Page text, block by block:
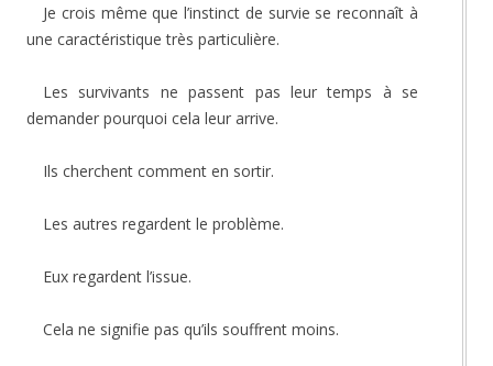
Je crois même que l’instinct de survie se reconnaît à
une caractéristique très particulière.
Les survivants ne passent pas leur temps à se
demander pourquoi cela leur arrive.
Ils cherchent comment en sortir.
Les autres regardent le problème.
Eux regardent l’issue.
Cela ne signifie pas qu’ils souffrent moins.